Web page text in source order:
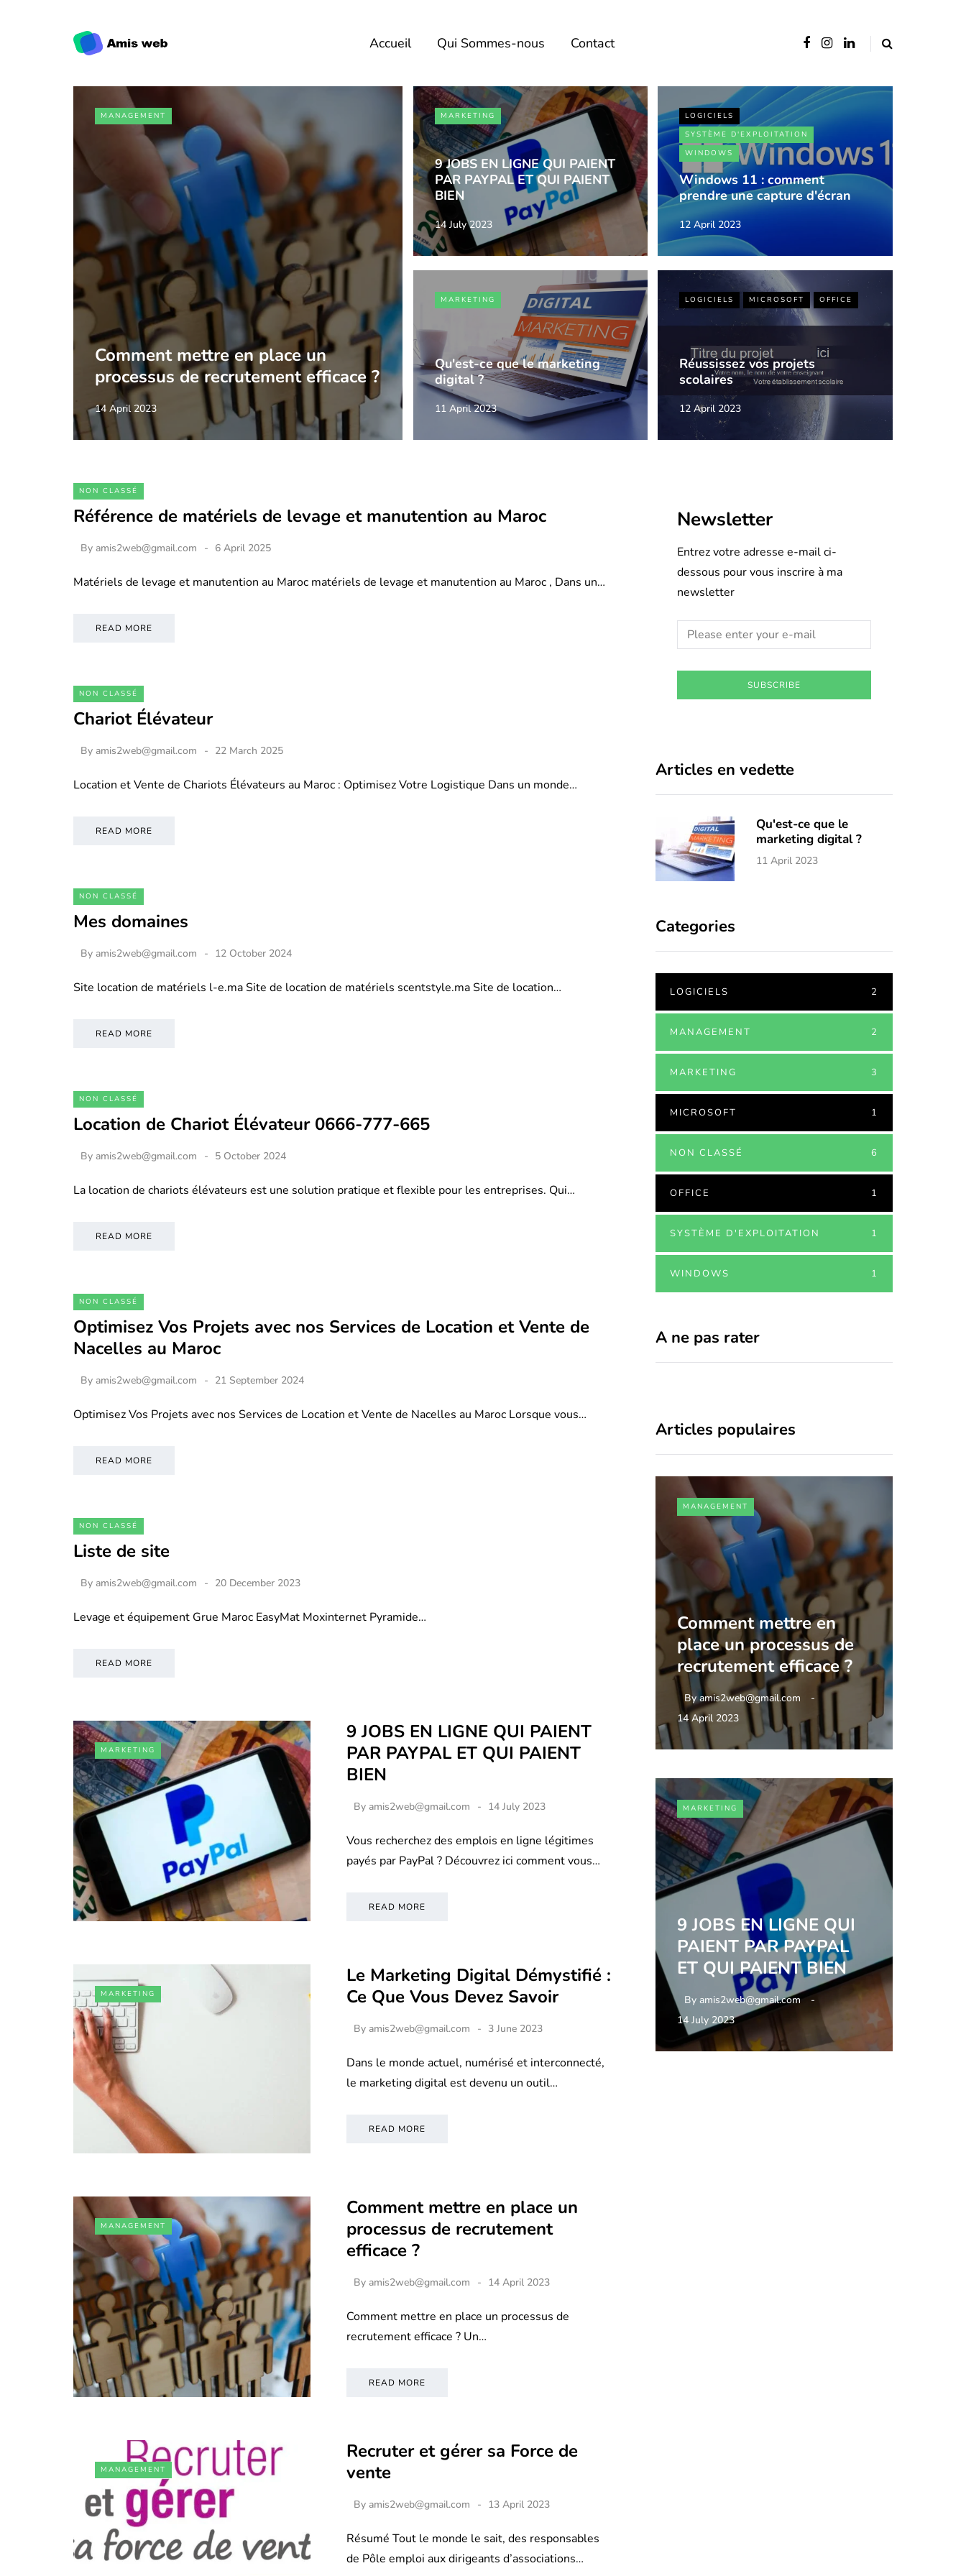
Accueil Qui Sommes-nous Contact
MANAGEMENT
Comment mettre en place un
processus de recrutement efficace ?
14 April 2023
MARKETING
9 JOBS EN LIGNE QUI PAIENT
PAR PAYPAL ET QUI PAIENT
BIEN
14 July 2023
LOGICIELS
SYSTÈME D'EXPLOITATION
WINDOWS
Windows 11 : comment
prendre une capture d'écran
12 April 2023
MARKETING
Qu'est-ce que le marketing
digital ?
11 April 2023
LOGICIELS MICROSOFT OFFICE
Réussissez vos projets
scolaires
12 April 2023
NON CLASSÉ
Référence de matériels de levage et manutention au Maroc
By amis2web@gmail.com 6 April 2025
Matériels de levage et manutention au Maroc matériels de levage et manutention au Maroc , Dans un…
READ MORE
NON CLASSÉ
Chariot Élévateur
By amis2web@gmail.com 22 March 2025
Location et Vente de Chariots Élévateurs au Maroc : Optimisez Votre Logistique Dans un monde…
READ MORE
NON CLASSÉ
Mes domaines
By amis2web@gmail.com 12 October 2024
Site location de matériels l-e.ma Site de location de matériels scentstyle.ma Site de location…
READ MORE
NON CLASSÉ
Location de Chariot Élévateur 0666-777-665
By amis2web@gmail.com 5 October 2024
La location de chariots élévateurs est une solution pratique et flexible pour les entreprises. Qui…
READ MORE
NON CLASSÉ
Optimisez Vos Projets avec nos Services de Location et Vente de
Nacelles au Maroc
By amis2web@gmail.com 21 September 2024
Optimisez Vos Projets avec nos Services de Location et Vente de Nacelles au Maroc Lorsque vous…
READ MORE
NON CLASSÉ
Liste de site
By amis2web@gmail.com 20 December 2023
Levage et équipement Grue Maroc EasyMat Moxinternet Pyramide…
READ MORE
MARKETING
9 JOBS EN LIGNE QUI PAIENT
PAR PAYPAL ET QUI PAIENT
BIEN
By amis2web@gmail.com 14 July 2023
Vous recherchez des emplois en ligne légitimes
payés par PayPal ? Découvrez ici comment vous…
READ MORE
MARKETING
Le Marketing Digital Démystifié :
Ce Que Vous Devez Savoir
By amis2web@gmail.com 3 June 2023
Dans le monde actuel, numérisé et interconnecté,
le marketing digital est devenu un outil…
READ MORE
MANAGEMENT
Comment mettre en place un
processus de recrutement
efficace ?
By amis2web@gmail.com 14 April 2023
Comment mettre en place un processus de
recrutement efficace ? Un…
READ MORE
MANAGEMENT
Recruter et gérer sa Force de
vente
By amis2web@gmail.com 13 April 2023
Résumé Tout le monde le sait, des responsables
de Pôle emploi aux dirigeants d’associations…
Newsletter
Entrez votre adresse e-mail ci-
dessous pour vous inscrire à ma
newsletter
SUBSCRIBE
Articles en vedette
Qu'est-ce que le
marketing digital ?
11 April 2023
Categories
LOGICIELS 2
MANAGEMENT 2
MARKETING 3
MICROSOFT 1
NON CLASSÉ 6
OFFICE 1
SYSTÈME D'EXPLOITATION 1
WINDOWS 1
A ne pas rater
Articles populaires
MANAGEMENT
Comment mettre en
place un processus de
recrutement efficace ?
Byamis2web@gmail.com
14 April 2023
MARKETING
9 JOBS EN LIGNE QUI
PAIENT PAR PAYPAL
ET QUI PAIENT BIEN
By amis2web@gmail.com
14 July 2023